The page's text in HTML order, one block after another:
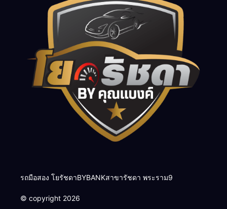
รถมือสอง โยรัชดาBYBANKสาขารัชดา พระราม9
© copyright 2026